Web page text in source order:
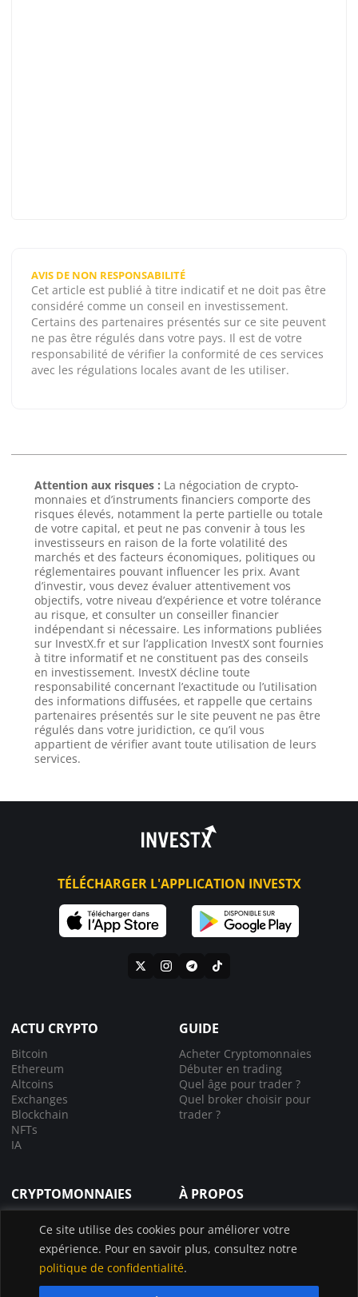
Ce site utilise des cookies pour améliorer votre
expérience. Pour en savoir plus, consultez notre
politique de confidentialité.
AVIS DE NON RESPONSABILITÉ
Cet article est publié à titre indicatif et ne doit pas être
considéré comme un conseil en investissement.
Certains des partenaires présentés sur ce site peuvent
ne pas être régulés dans votre pays. Il est de votre
responsabilité de vérifier la conformité de ces services
avec les régulations locales avant de les utiliser.
Attention aux risques : La négociation de crypto-
monnaies et d’instruments financiers comporte des
risques élevés, notamment la perte partielle ou totale
de votre capital, et peut ne pas convenir à tous les
investisseurs en raison de la forte volatilité des
marchés et des facteurs économiques, politiques ou
réglementaires pouvant influencer les prix. Avant
d’investir, vous devez évaluer attentivement vos
objectifs, votre niveau d’expérience et votre tolérance
au risque, et consulter un conseiller financier
indépendant si nécessaire. Les informations publiées
sur InvestX.fr et sur l’application InvestX sont fournies
à titre informatif et ne constituent pas des conseils
en investissement. InvestX décline toute
responsabilité concernant l’exactitude ou l’utilisation
des informations diffusées, et rappelle que certains
partenaires présentés sur le site peuvent ne pas être
régulés dans votre juridiction, ce qu’il vous
appartient de vérifier avant toute utilisation de leurs
services.
TÉLÉCHARGER L'APPLICATION INVESTX
ACTU CRYPTO
Bitcoin
Ethereum
Altcoins
Exchanges
Blockchain
NFTs
IA
GUIDE
Acheter Cryptomonnaies
Débuter en trading
Quel âge pour trader ?
Quel broker choisir pour
trader ?
CRYPTOMONNAIES
Lexique crypto
Choisir le bon exchange
Canal liquidations crypto
À PROPOS
Nous contacter
Application InvestX